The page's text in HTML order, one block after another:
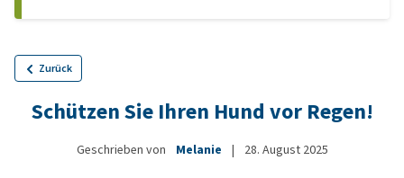
Zurück
Schützen Sie Ihren Hund vor Regen!
Geschrieben von Melanie | 28. August 2025